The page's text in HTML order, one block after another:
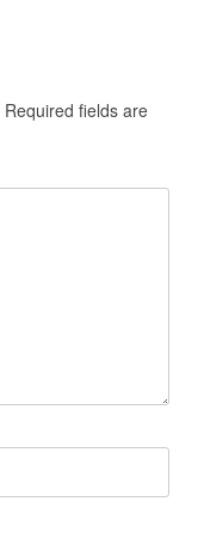
Required fields are